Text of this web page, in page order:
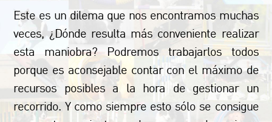
Este es un dilema que nos encontramos muchas
veces, ¿Dónde resulta más conveniente realizar
esta maniobra? Podremos trabajarlos todos
porque es aconsejable contar con el máximo de
recursos posibles a la hora de gestionar un
recorrido. Y como siempre esto sólo se consigue